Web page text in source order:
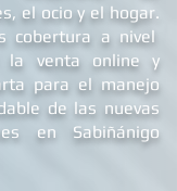
el ocio y el hogar.
cobertura a nivel
la venta online y
para el manejo
de las nuevas
en Sabiñánigo